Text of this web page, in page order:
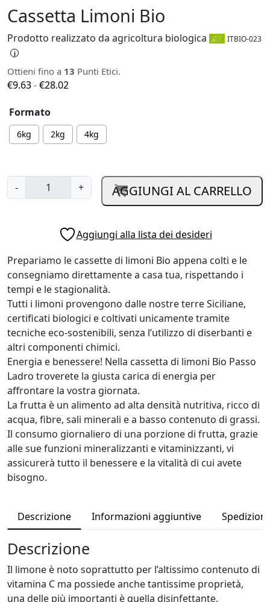
Cassetta Limoni Bio
Prodotto realizzato da agricoltura biologica ITBIO-023
i
Ottieni fino a 13 Punti Etici.
€9.63-€28.02
c
i
p
e
z
z
o
:
d
a
€
9
.
6
3
a
€
2
8
.
Formato
6kg 2kg 4kg
-
a
t
a
L
m
n
i
i
q
n
à
+ AGGIUNGI AL CARRELLO
Aggiungi alla lista dei desideri
Prepariamo le cassette di limoni Bio appena colti e le
consegniamo direttamente a casa tua, rispettando i
tempi e le stagionalità.
Tutti i limoni provengono dalle nostre terre Siciliane,
certificati biologici e coltivati unicamente tramite
tecniche eco-sostenibili, senza l’utilizzo di diserbanti e
altri componenti chimici.
Energia e benessere! Nella cassetta di limoni Bio Passo
Ladro troverete la giusta carica di energia per
affrontare la vostra giornata.
La frutta è un alimento ad alta densità nutritiva, ricco di
acqua, fibre, sali minerali e a basso contenuto di grassi.
Il consumo giornaliero di una porzione di frutta, grazie
alle sue funzioni mineralizzanti e vitaminizzanti, vi
assicurerà tutto il benessere e la vitalità di cui avete
bisogno.
Descrizione Informazioni aggiuntive
Descrizione
Il limone è noto soprattutto per l’altissimo contenuto di
vitamina C ma possiede anche tantissime proprietà,
una delle più importanti è quella disinfettante.